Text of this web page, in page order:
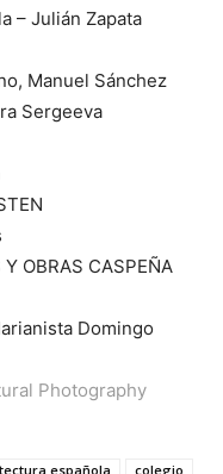
– Julián Zapata
Manuel Sánchez
Sergeeva
OBRAS CASPEÑA
Domingo
Photography
española
colegio